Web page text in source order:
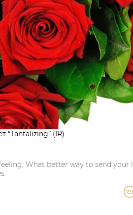
“Tantalizing” (IR)
What better way to send your